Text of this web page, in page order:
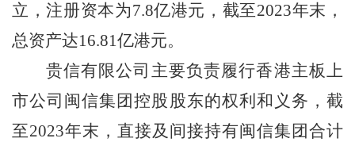
立，注册资本为7.8亿港元， 截至2023年末 ，
总资产达16.81亿港元。
贵信有限公司主要负责履行香港主板上
市公司闽信集团控股股东的权利和义务，截
至2023年末，直接及间接持有闽信集团合计